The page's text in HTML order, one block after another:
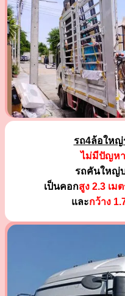
รถ4ล้อใหญ่
ไม่มีปัญหา
รถคันใหญ่บ
เป็นคอกสูง 2.3 เม
และกว้าง